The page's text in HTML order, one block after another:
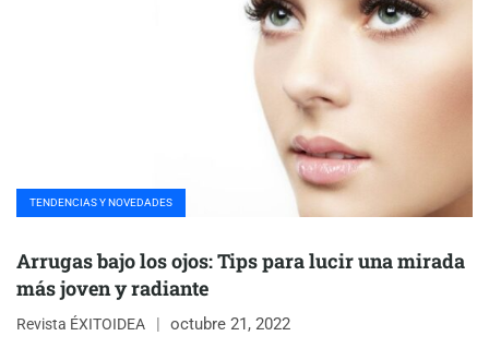
TENDENCIAS Y NOVEDADES
Arrugas bajo los ojos: Tips para lucir una mirada
más joven y radiante
Revista ÉXITOIDEA
octubre 21, 2022